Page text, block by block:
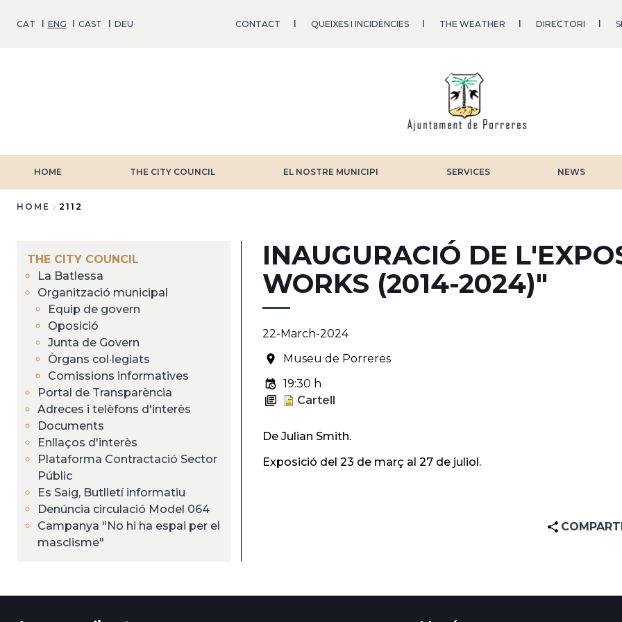
CAT ENG CAST DEU CONTACT QUEIXES I INCIDÈNCIES THE WEATHER DIRECTORI
HOME THE CITY COUNCIL EL NOSTRE MUNICIPI SERVICES NEWS
HOME 2112
THE CITY COUNCIL
La Batlessa
Organització municipal
Equip de govern
Oposició
Junta de Govern
Òrgans col·legiats
Comissions informatives
Portal de Transparència
Adreces i telèfons d'interès
Documents
Enllaços d'interès
Plataforma Contractació Sector
Públic
Es Saig, Butlletí informatiu
Denúncia circulació Model 064
Campanya "No hi ha espai per el
masclisme"
INAUGURACIÓ DE
WORKS (2014-2024)"
22-March-2024
Museu de Porreres
19:30 h
Cartell
De Julian Smith.
Exposició del 23 de març al 27 de juliol.